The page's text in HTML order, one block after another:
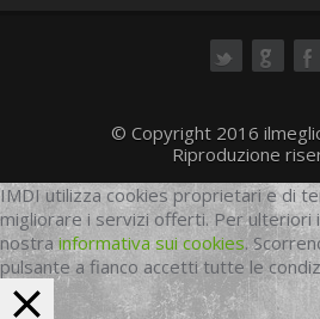
© Copyright 2016
Riproduzione
IMDI utilizza cookies proprietari e di
migliorare i servizi offerti. Per ulteriori
nostrainformativa sui cookies.
pulsante a fianco accetti tutte le